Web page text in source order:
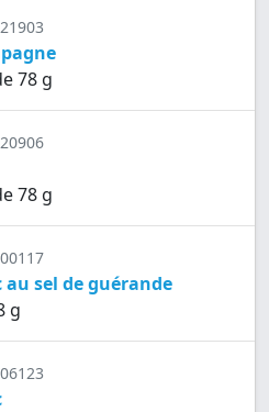
78 g
78 g
au sel de guérande
g